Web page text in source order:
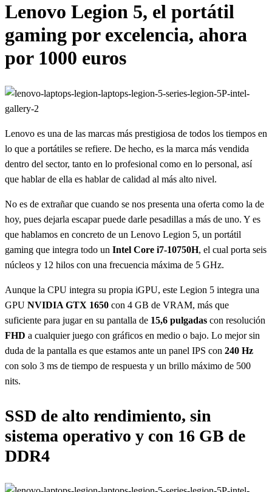
Lenovo Legion 5, el portátil
gaming por excelencia, ahora
por 1000 euros
Lenovo es una de las marcas más prestigiosa de todos los tiempos en
lo que a portátiles se refiere. De hecho, es la marca más vendida
dentro del sector, tanto en lo profesional como en lo personal, así
que hablar de ella es hablar de calidad al más alto nivel.
No es de extrañar que cuando se nos presenta una oferta como la de
hoy, pues dejarla escapar puede darle pesadillas a más de uno. Y es
que hablamos en concreto de un Lenovo Legion 5, un portátil
gaming que integra todo un Intel Core i7-10750H, el cual porta seis
núcleos y 12 hilos con una frecuencia máxima de 5 GHz.
Aunque la CPU integra su propia iGPU, este Legion 5 integra una
GPU NVIDIA GTX 1650 con 4 GB de VRAM, más que
suficiente para jugar en su pantalla de 15,6 pulgadas con resolución
FHD a cualquier juego con gráficos en medio o bajo. Lo mejor sin
duda de la pantalla es que estamos ante un panel IPS con 240 Hz
con solo 3 ms de tiempo de respuesta y un brillo máximo de 500
nits.
SSD de alto rendimiento, sin
sistema operativo y con 16 GB de
DDR4